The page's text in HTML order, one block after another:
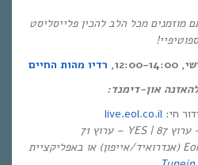
מכל הלב להכין פלייסליסט
ספוטיפיי!
רדיו מהות החיים
און-דימנד:
חי: live.eol.co.il